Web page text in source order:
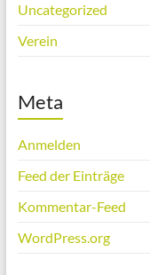
Uncategorized
Verein
Meta
Anmelden
Feed der Einträge
Kommentar-Feed
WordPress.org